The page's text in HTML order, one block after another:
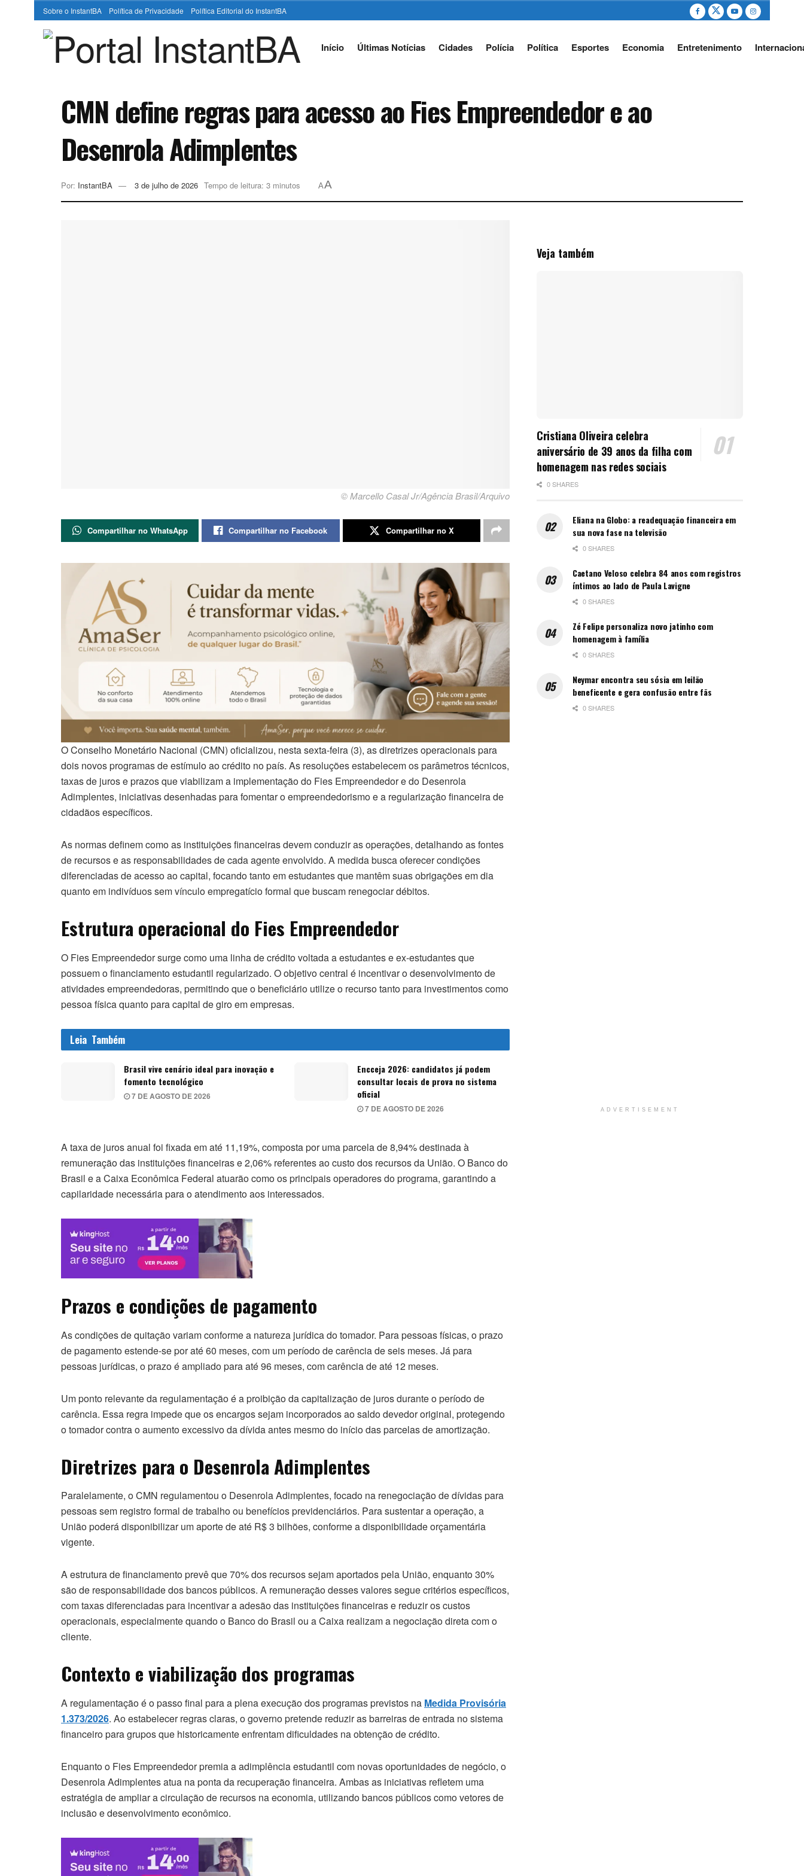
Sobre o InstantBA Política de Privacidade Política Editorial do InstantBA
Início Últimas Notícias Cidades Polícia Política Esportes Economia Entretenimento
CMN define regras para acesso ao Fies Empreendedor e ao
Desenrola Adimplentes
Por: InstantBA 3 de julho de 2026 Tempo de leitura: 3 minutos AA
© Marcello Casal Jr/Agência Brasil/Arquivo
Compartilhar no WhatsApp Compartilhar no Facebook Compartilhar no X
O Conselho Monetário Nacional (CMN) oficializou, nesta sexta-feira (3), as diretrizes operacionais para
dois novos programas de estímulo ao crédito no país. As resoluções estabelecem os parâmetros técnicos,
taxas de juros e prazos que viabilizam a implementação do Fies Empreendedor e do Desenrola
Adimplentes, iniciativas desenhadas para fomentar o empreendedorismo e a regularização financeira de
cidadãos específicos.
As normas definem como as instituições financeiras devem conduzir as operações, detalhando as fontes
de recursos e as responsabilidades de cada agente envolvido. A medida busca oferecer condições
diferenciadas de acesso ao capital, focando tanto em estudantes que mantêm suas obrigações em dia
quanto em indivíduos sem vínculo empregatício formal que buscam renegociar débitos.
Estrutura operacional do Fies Empreendedor
O Fies Empreendedor surge como uma linha de crédito voltada a estudantes e ex-estudantes que
possuem o financiamento estudantil regularizado. O objetivo central é incentivar o desenvolvimento de
atividades empreendedoras, permitindo que o beneficiário utilize o recurso tanto para investimentos como
pessoa física quanto para capital de giro em empresas.
Leia Também
Brasil vive cenário ideal para inovação e
fomento tecnológico
7 DE AGOSTO DE 2026
Encceja 2026: candidatos já podem
consultar locais de prova no sistema
oficial
7 DE AGOSTO DE 2026
A taxa de juros anual foi fixada em até 11,19%, composta por uma parcela de 8,94% destinada à
remuneração das instituições financeiras e 2,06% referentes ao custo dos recursos da União. O Banco do
Brasil e a Caixa Econômica Federal atuarão como os principais operadores do programa, garantindo a
capilaridade necessária para o atendimento aos interessados.
Prazos e condições de pagamento
As condições de quitação variam conforme a natureza jurídica do tomador. Para pessoas físicas, o prazo
de pagamento estende-se por até 60 meses, com um período de carência de seis meses. Já para
pessoas jurídicas, o prazo é ampliado para até 96 meses, com carência de até 12 meses.
Um ponto relevante da regulamentação é a proibição da capitalização de juros durante o período de
carência. Essa regra impede que os encargos sejam incorporados ao saldo devedor original, protegendo
o tomador contra o aumento excessivo da dívida antes mesmo do início das parcelas de amortização.
Diretrizes para o Desenrola Adimplentes
Paralelamente, o CMN regulamentou o Desenrola Adimplentes, focado na renegociação de dívidas para
pessoas sem registro formal de trabalho ou benefícios previdenciários. Para sustentar a operação, a
União poderá disponibilizar um aporte de até R$ 3 bilhões, conforme a disponibilidade orçamentária
vigente.
A estrutura de financiamento prevê que 70% dos recursos sejam aportados pela União, enquanto 30%
são de responsabilidade dos bancos públicos. A remuneração desses valores segue critérios específicos,
com taxas diferenciadas para incentivar a adesão das instituições financeiras e reduzir os custos
operacionais, especialmente quando o Banco do Brasil ou a Caixa realizam a negociação direta com o
cliente.
Contexto e viabilização dos programas
A regulamentação é o passo final para a plena execução dos programas previstos na Medida Provisória
1.373/2026. Ao estabelecer regras claras, o governo pretende reduzir as barreiras de entrada no sistema
financeiro para grupos que historicamente enfrentam dificuldades na obtenção de crédito.
Enquanto o Fies Empreendedor premia a adimplência estudantil com novas oportunidades de negócio, o
Desenrola Adimplentes atua na ponta da recuperação financeira. Ambas as iniciativas refletem uma
estratégia de ampliar a circulação de recursos na economia, utilizando bancos públicos como vetores de
inclusão e desenvolvimento econômico.
Veja também
Cristiana Oliveira celebra
aniversário de 39 anos da filha com
homenagem nas redes sociais
0 SHARES
Eliana na Globo: a readequação financeira em
sua nova fase na televisão
0 SHARES
Caetano Veloso celebra 84 anos com registros
íntimos ao lado de Paula Lavigne
0 SHARES
Zé Felipe personaliza novo jatinho com
homenagem à família
0 SHARES
Neymar encontra seu sósia em leilão
beneficente e gera confusão entre fãs
0 SHARES
ADVERTISEMENT